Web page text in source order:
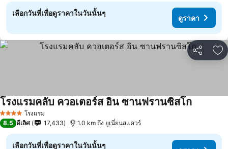
เลือกวันที่เพื่อดูราคาในวันนั้นๆ
ดูราคา
แชร์ เ
4 ดาว โรงแรม
โรงแรมคลับ ควอเตอร์ส อิน ซานฟรานซิสโกดูราคา
8.5 ดีเลิศ 17,433 1.0 km ถึง ยูเนี่ยนสแควร์
เลือกวันที่เพื่อดูราคาในวันนั้นๆ